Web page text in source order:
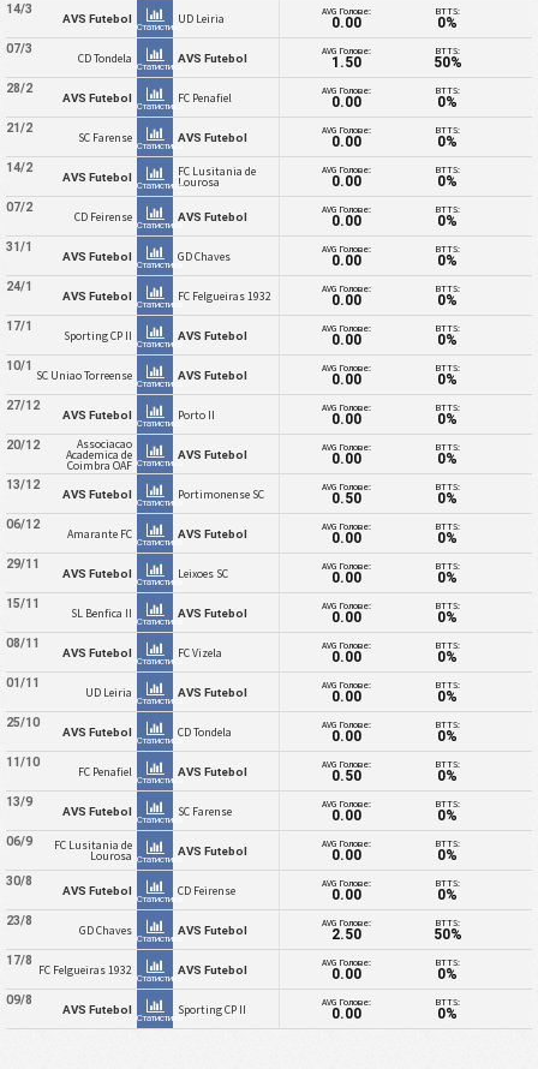
14/3
AVS Futebol
СтатистикаUD Leiria AVG Голове:
0.00
BTTS:
0%
07/3
CD Tondela Статистика
AVS Futebol
AVG Голове:
1.50
BTTS:
50%
28/2
AVS Futebol
СтатистикаFC Penafiel AVG Голове:
0.00
BTTS:
0%
21/2
SC Farense Статистика
AVS Futebol
AVG Голове:
0.00
BTTS:
0%
14/2
AVS Futebol
Статистика
FC Lusitania de
Lourosa
AVG Голове:
0.00
BTTS:
0%
07/2
CD Feirense Статистика
AVS Futebol
AVG Голове:
0.00
BTTS:
0%
31/1
AVS Futebol
СтатистикаGD Chaves AVG Голове:
0.00
BTTS:
0%
24/1
AVS Futebol
СтатистикаFC Felgueiras 1932 AVG Голове:
0.00
BTTS:
0%
17/1
Sporting CP II Статистика
AVS Futebol
AVG Голове:
0.00
BTTS:
0%
10/1
SC Uniao Torreense Статистика
AVS Futebol
AVG Голове:
0.00
BTTS:
0%
27/12
AVS Futebol
СтатистикаPorto II AVG Голове:
0.00
BTTS:
0%
20/12 Associacao
Academica de
Coimbra OAF Статистика
AVS Futebol
AVG Голове:
0.00
BTTS:
0%
13/12
AVS Futebol
СтатистикаPortimonense SC AVG Голове:
0.50
BTTS:
0%
06/12
Amarante FC Статистика
AVS Futebol
AVG Голове:
0.00
BTTS:
0%
29/11
AVS Futebol
СтатистикаLeixoes SC AVG Голове:
0.00
BTTS:
0%
15/11
SL Benfica II Статистика
AVS Futebol
AVG Голове:
0.00
BTTS:
0%
08/11
AVS Futebol
СтатистикаFC Vizela AVG Голове:
0.00
BTTS:
0%
01/11
UD Leiria Статистика
AVS Futebol
AVG Голове:
0.00
BTTS:
0%
25/10
AVS Futebol
СтатистикаCD Tondela AVG Голове:
0.00
BTTS:
0%
11/10
FC Penafiel Статистика
AVS Futebol
AVG Голове:
0.50
BTTS:
0%
13/9
AVS Futebol
СтатистикаSC Farense AVG Голове:
0.00
BTTS:
0%
06/9 FC Lusitania de
Lourosa Статистика
AVS Futebol
AVG Голове:
0.00
BTTS:
0%
30/8
AVS Futebol
СтатистикаCD Feirense AVG Голове:
0.00
BTTS:
0%
23/8
GD Chaves Статистика
AVS Futebol
AVG Голове:
2.50
BTTS:
50%
17/8
FC Felgueiras 1932 Статистика
AVS Futebol
AVG Голове:
0.00
BTTS:
0%
09/8
AVS Futebol
СтатистикаSporting CP II AVG Голове:
0.00
BTTS:
0%